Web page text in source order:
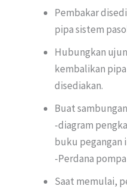
Pembakar
pipa sistem
Hubungkan
kembalikan
disediakan.
Buat
-diagram
buku pegangan
-Perdana
Saat memulai,